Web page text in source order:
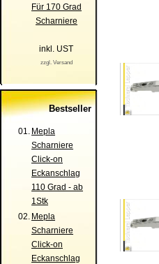
Für 170 Grad
Scharniere
inkl. UST
zzgl. Versand
Bestseller
01. Mepla
Scharniere
Click-on
Eckanschlag
110 Grad - ab
1Stk
02. Mepla
Scharniere
Click-on
Eckanschlag